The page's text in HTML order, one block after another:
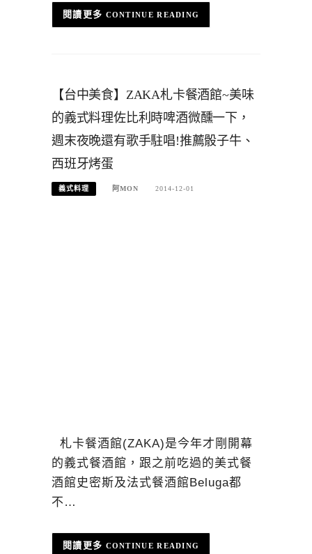
CONTINUE READING
【台中美食】ZAKA札卡餐酒館~美味
的義式料理佐比利時啤酒微醺一下，
週末夜晚還有歌手駐唱!推薦骰子牛、
西班牙烤蛋
義式料理 阿MON 2014-12-01
札卡餐酒館(ZAKA)是今年才剛開幕
的義式餐酒館，跟之前吃過的美式餐
酒館史密斯及法式餐酒館Beluga都
不…
CONTINUE READING